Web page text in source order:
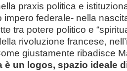
praxis politica e
impero federale- nella
tra potere politico e
rivoluzione francese,
giustamente ribadisce
è un logos, spazio ideale